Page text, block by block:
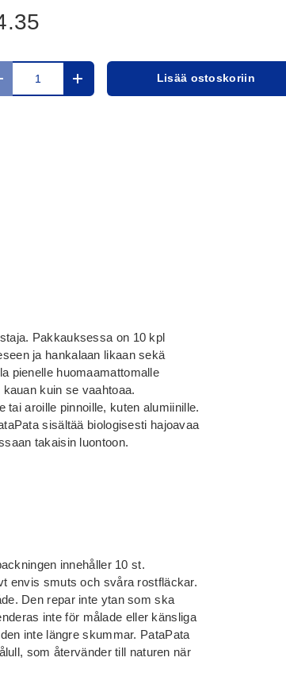
Translation missing: fi.cart.items.decrease_quantity
Translation missing:Lisää ostoskoriin
Pakkauksessa on 10 kpl
ja hankalaan likaan sekä
pienelle huomaamattomalle
kuin se vaahtoaa.
tai aroille pinnoille, kuten alumiinille.
sisältää biologisesti hajoavaa
takaisin luontoon.
innehåller 10 st.
envis smuts och svåra rostfläckar.
Den repar inte ytan som ska
inte för målade eller känsliga
inte längre skummar. PataPata
som återvänder till naturen när